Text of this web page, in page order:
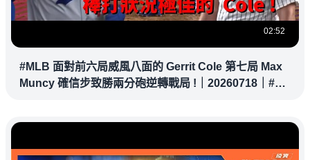
02:52
#MLB 面對前六局威風八面的 Gerrit Cole 第七局 Max
Muncy 確信步致勝兩分砲逆轉戰局 !｜20260718｜#洛